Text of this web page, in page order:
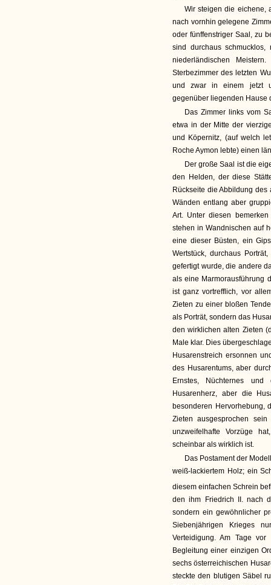
Wir steigen die eichene,
nach vornhin gelegene
oder fünffenstriger Saal, zu
sind durchaus
niederländischen
Sterbezimmer des letzten
und zwar in einem jetzt
gegenüber liegenden Hause
Das Zimmer links vom
etwa in der Mitte der
und Köpernitz, (auf welch
Roche Aymon lebte) einen
Der große Saal ist die
den Helden, der diese
Rückseite die Abbildung
Wänden entlang aber
Art. Unter diesen
stehen in Wandnischen auf
eine dieser Büsten, ein
Wertstück, durchaus
gefertigt wurde, die andere
als eine Marmorausführung
ist ganz vortrefflich, vor
Zieten zu einer bloßen
als Porträt, sondern das
den wirklichen alten Zieten
Male klar. Dies
Husarenstreich ersonnen
des Husarentums, aber
Ernstes, Nüchternes
Husarenherz, aber die
besonderen Hervorhebung,
Zieten ausgesprochen
unzweifelhafte Vorzüge
scheinbar als wirklich ist.
Das Postament der
weiß-lackiertem Holz; ein
diesem einfachen Schrein
den ihm Friedrich II. nach
sondern ein gewöhnlicher
Siebenjährigen Krieges
Verteidigung. Am Tage
Begleitung einer einzigen
sechs österreichischen
steckte den blutigen Säbel